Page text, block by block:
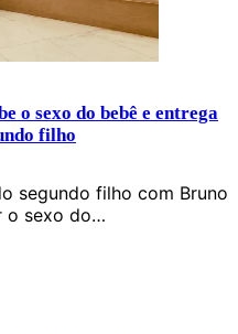
o sexo do bebê e entrega
filho
segundo filho com Bruno
o sexo do…